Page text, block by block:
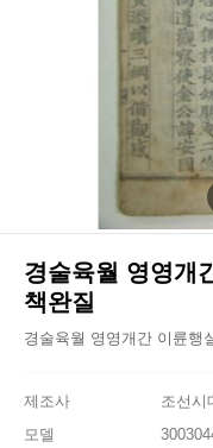
경술육월 영영개
책완질
경술육월 영영개간 이륜행
제조사
조선시
모델